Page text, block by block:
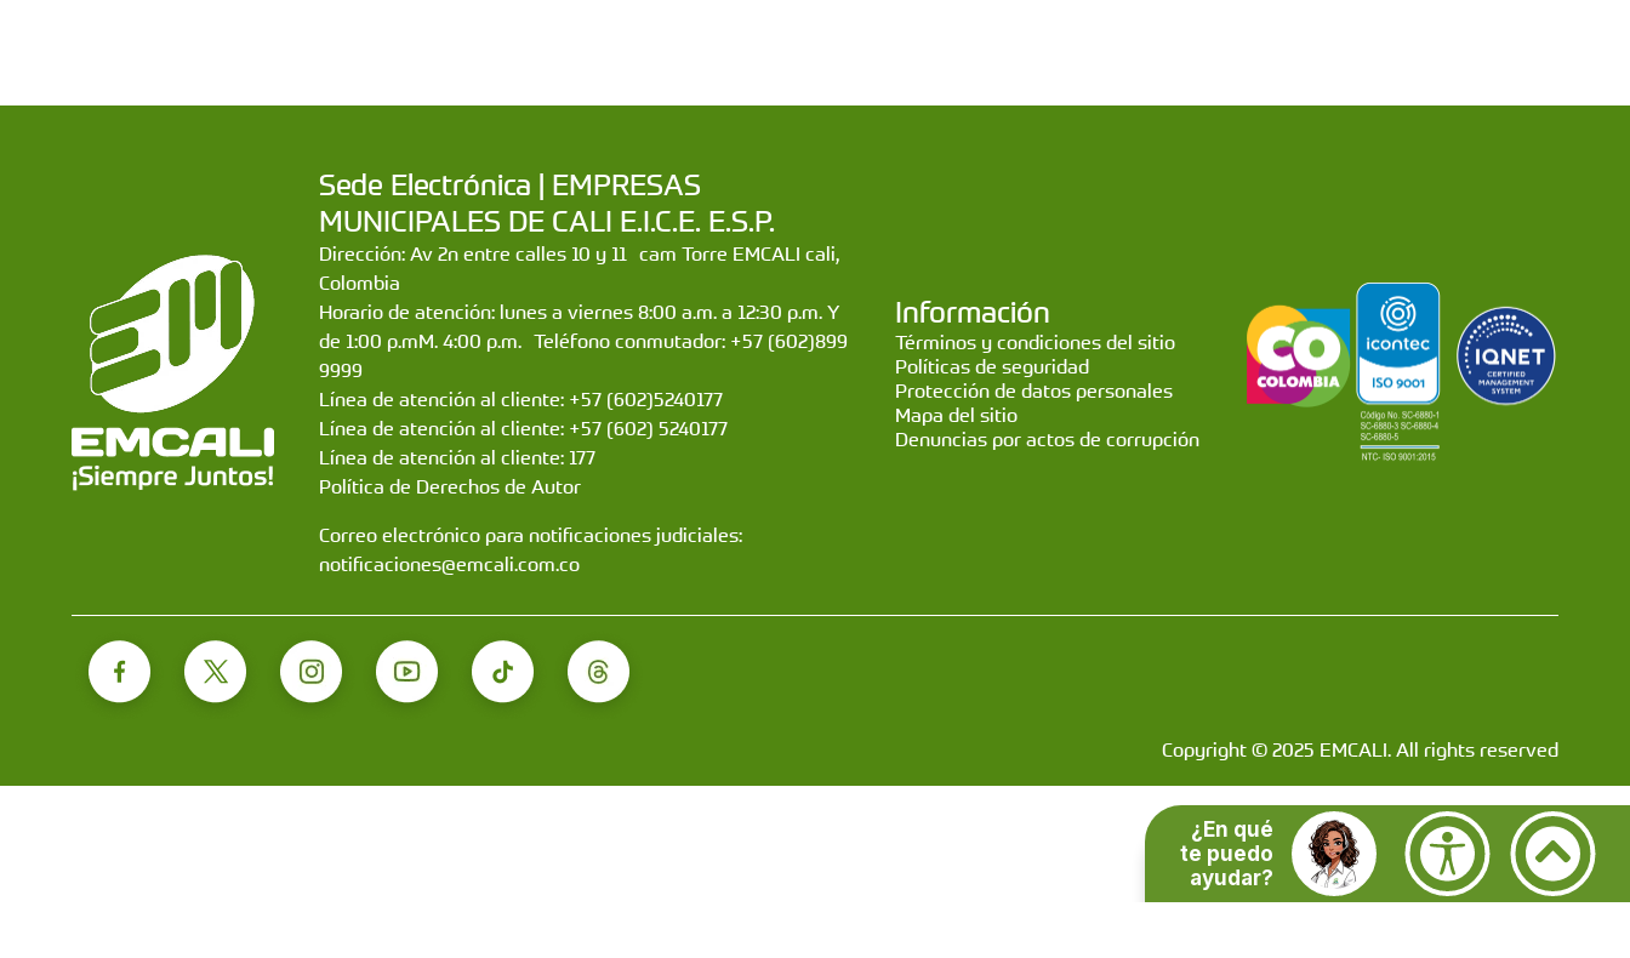
¿En qué
te puedo
ayudar?
Sede Electrónica | EMPRESAS
MUNICIPALES DE CALI E.I.C.E. E.S.P.
Dirección: Av 2n entre calles 10 y 11 cam Torre EMCALI cali,
Colombia
Horario de atención: lunes a viernes 8:00 a.m. a 12:30 p.m. Y
de 1:00 p.mM. 4:00 p.m. Teléfono conmutador: +57 (602)899
9999
Línea de atención al cliente: +57 (602)5240177
Línea de atención al cliente: +57 (602) 5240177
Línea de atención al cliente: 177
Política de Derechos de Autor
Correo electrónico para notificaciones judiciales:
notificaciones@emcali.com.co
Información
Términos y condiciones del sitio
Políticas de seguridad
Protección de datos personales
Mapa del sitio
Denuncias por actos de corrupción
Copyright © 2025 EMCALI. All rights reserved